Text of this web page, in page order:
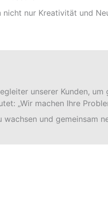
nur Kreativität und
unserer Kunden,
„Wir machen Ihre
und gemeinsam